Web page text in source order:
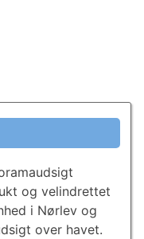
og velindrettet
i Nørlev og
over havet.